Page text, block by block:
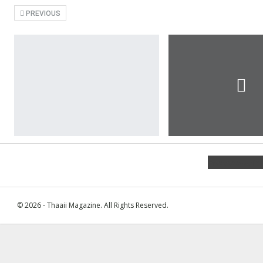
PREVIOUS
© 2026 - Thaaii Magazine. All Rights Reserved.